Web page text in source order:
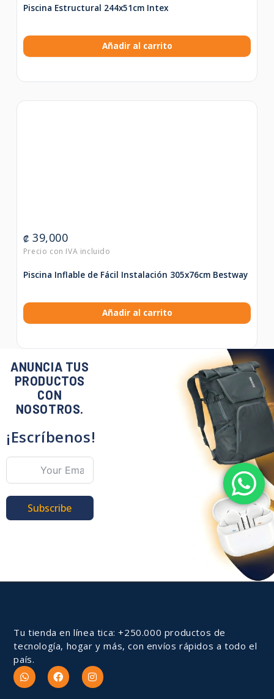
Piscina Estructural 244x51cm Intex
Añadir al carrito
₡ 39,000
Piscina Inflable de Fácil Instalación 305x76cm Bestway
Añadir al carrito
ANUNCIA TUS
PRODUCTOS
CON
NOSOTROS.
¡Escríbenos!
Subscribe
Tu tienda en línea tica: +250.000 productos de
tecnología, hogar y más, con envíos rápidos a todo el
país.